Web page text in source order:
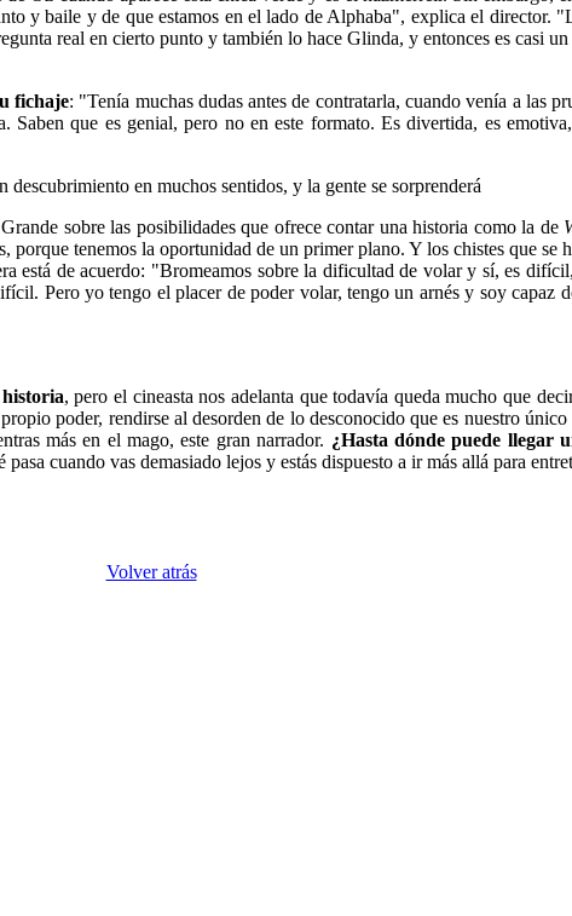
y baile y de que estamos en el lado de Alphaba", explica el director.
real en cierto punto y también lo hace Glinda, y entonces es casi
fichaje: "Tenía muchas dudas antes de contratarla, cuando venía a las
que es genial, pero no en este formato. Es divertida, es
en muchos sentidos, y la gente se sorprenderá
sobre las posibilidades que ofrece contar una historia como la de
tenemos la oportunidad de un primer plano. Y los chistes que se
está de acuerdo: "Bromeamos sobre la dificultad de volar y sí, es
Pero yo tengo el placer de poder volar, tengo un arnés y soy capaz
, pero el cineasta nos adelanta que todavía queda mucho que
poder, rendirse al desorden de lo desconocido que es nuestro
más en el mago, este gran narrador. ¿Hasta dónde puede llegar
cuando vas demasiado lejos y estás dispuesto a ir más allá para
Volver atrás